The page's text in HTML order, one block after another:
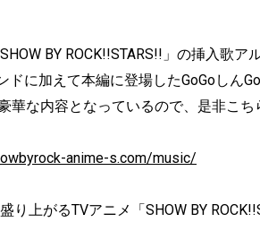
BY ROCK!!STARS!!」の挿入歌
ドに加えて本編に登場したGoGoしん
華な内容となっているので、是非こち
anime-s.com/music/
り上がるTVアニメ「SHOW BY